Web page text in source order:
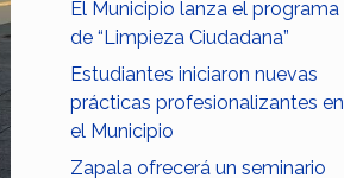
El Municipio lanza el programa
de “Limpieza Ciudadana”
Estudiantes iniciaron nuevas
prácticas profesionalizantes en
el Municipio
Zapala ofrecerá un seminario